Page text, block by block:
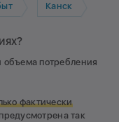
Канск
объема потребления
фактически
так